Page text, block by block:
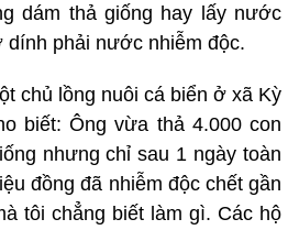
dám thả giống hay lấy nước
dính phải nước nhiễm độc.
chủ lồng nuôi cá biển ở xã Kỳ
biết: Ông vừa thả 4.000 con
nhưng chỉ sau 1 ngày toàn
đồng đã nhiễm độc chết gần
tôi chẳng biết làm gì. Các hộ